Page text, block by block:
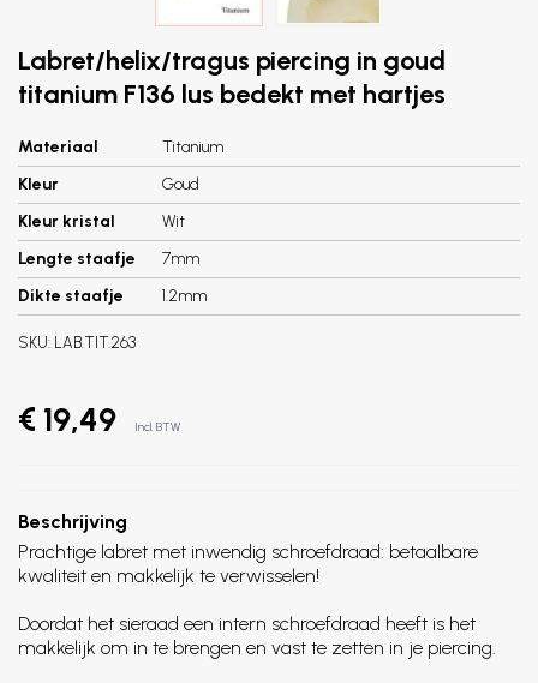
Labret/helix/tragus piercing in goud
titanium F136 lus bedekt met hartjes
Materiaal
Titanium
Kleur
Goud
Kleur kristal
Wit
Lengte staafje
7mm
Dikte staafje
1.2mm
SKU: LAB.TIT.263
€ 19,49 Incl. BTW
Beschrijving
Prachtige labret met inwendig schroefdraad: betaalbare
kwaliteit en makkelijk te verwisselen!
Doordat het sieraad een intern schroefdraad heeft is het
makkelijk om in te brengen en vast te zetten in je piercing.